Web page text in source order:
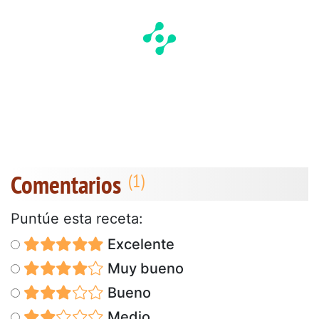
Comentarios
Puntúe esta receta:
Excelente
Muy bueno
Bueno